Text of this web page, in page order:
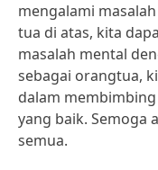
mengalami
tua di atas, kita
masalah mental
sebagai orangtua,
dalam
yang baik. Semoga
semua.